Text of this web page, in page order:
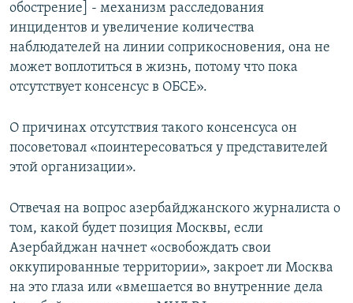
обострение] - механизм расследования
инцидентов и увеличение количества
наблюдателей на линии соприкосновения, она не
может воплотиться в жизнь, потому что пока
отсутствует консенсус в ОБСЕ».
О причинах отсутствия такого консенсуса он
посоветовал «поинтересоваться у представителей
этой организации».
Отвечая на вопрос азербайджанского журналиста о
том, какой будет позиция Москвы, если
Азербайджан начнет «освобождать свои
оккупированные территории», закроет ли Москва
на это глаза или «вмешается во внутренние дела